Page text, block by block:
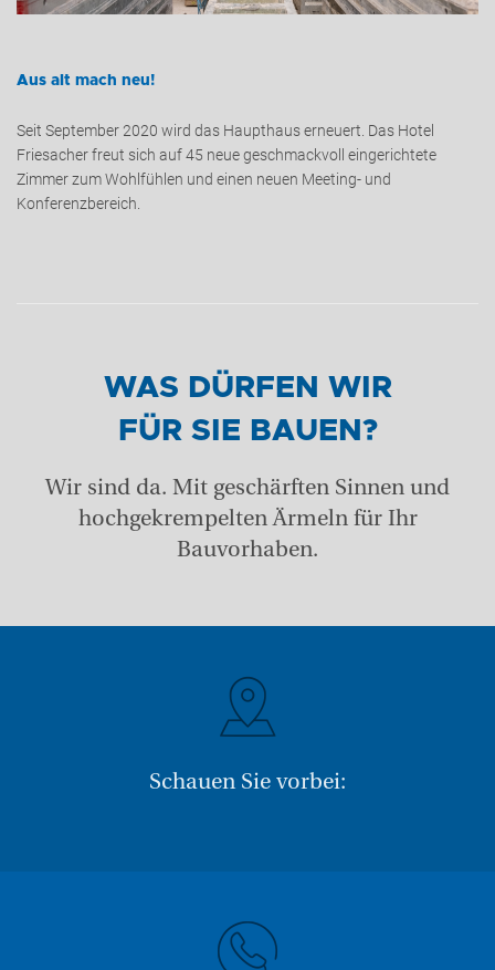
Aus alt mach neu!
Seit September 2020 wird das Haupthaus erneuert. Das Hotel
Friesacher freut sich auf 45 neue geschmackvoll eingerichtete
Zimmer zum Wohlfühlen und einen neuen Meeting- und
Konferenzbereich.
WAS DÜRFEN WIR
FÜR SIE BAUEN?
Wir sind da. Mit geschärften Sinnen und
hochgekrempelten Ärmeln für Ihr
Bauvorhaben.
Schauen Sie vorbei: